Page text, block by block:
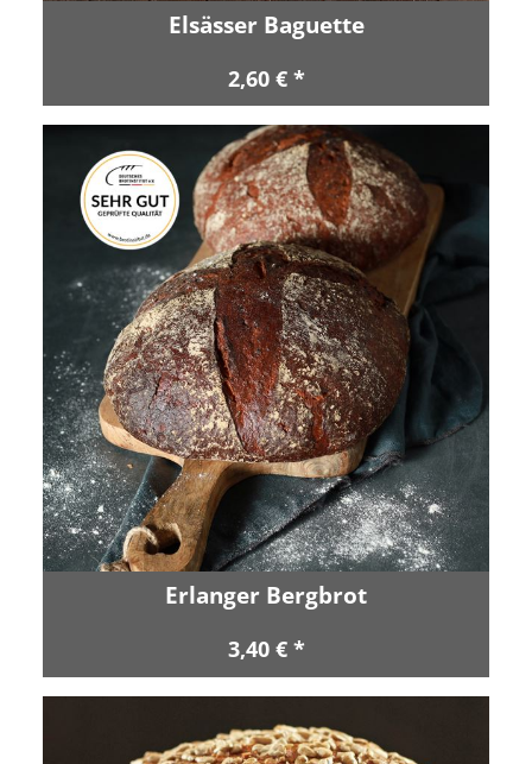
Elsässer Baguette
2,60 € *
Erlanger Bergbrot
3,40 € *